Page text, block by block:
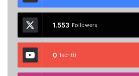
1.553 Followers
0 Iscritti